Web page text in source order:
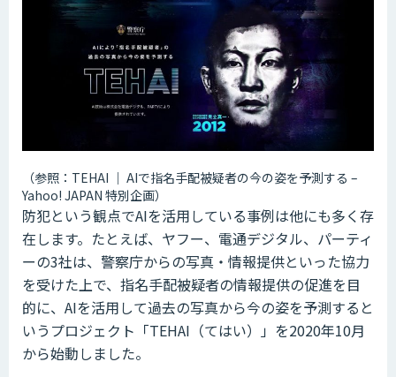
（参照：TEHAI ｜ AIで指名手配被疑者の今の姿を予測する –
Yahoo! JAPAN 特別企画）
防犯という観点でAIを活用している事例は他にも多く存
在します。たとえば、ヤフー、電通デジタル、パーティ
ーの3社は、警察庁からの写真・情報提供といった協力
を受けた上で、指名手配被疑者の情報提供の促進を目
的に、AIを活用して過去の写真から今の姿を予測すると
いうプロジェクト「TEHAI（てはい）」を2020年10月
から始動しました。